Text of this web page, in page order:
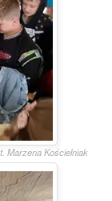
Marzena Kościelniak